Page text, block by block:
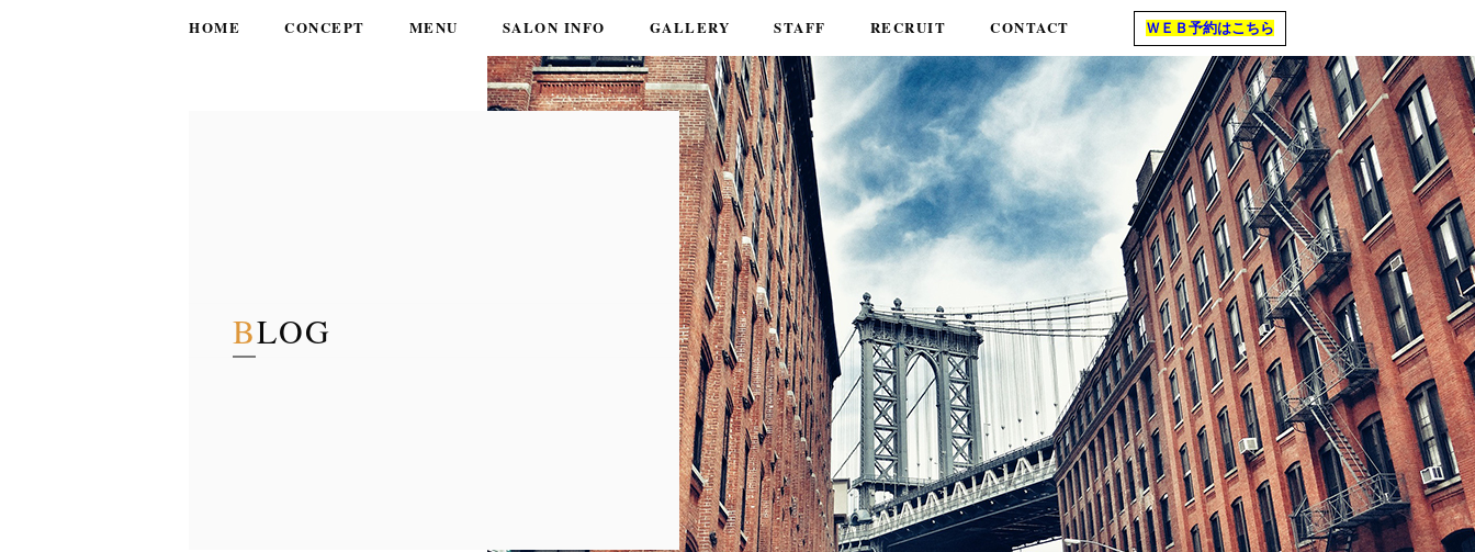
HOME CONCEPT MENU SALON INFO GALLERY STAFF RECRUIT CONTACT ＷＥＢ予約はこちら
BLOG